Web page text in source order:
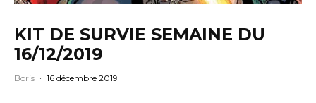
KIT DE SURVIE SEMAINE DU
16/12/2019
Boris · 16 décembre 2019